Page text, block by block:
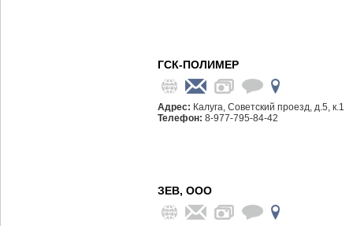
ГСК-ПОЛИМЕР
Адрес: Калуга, Советский проезд, д.5, к.1
Телефон: 8-977-795-84-42
ЗЕВ, ООО